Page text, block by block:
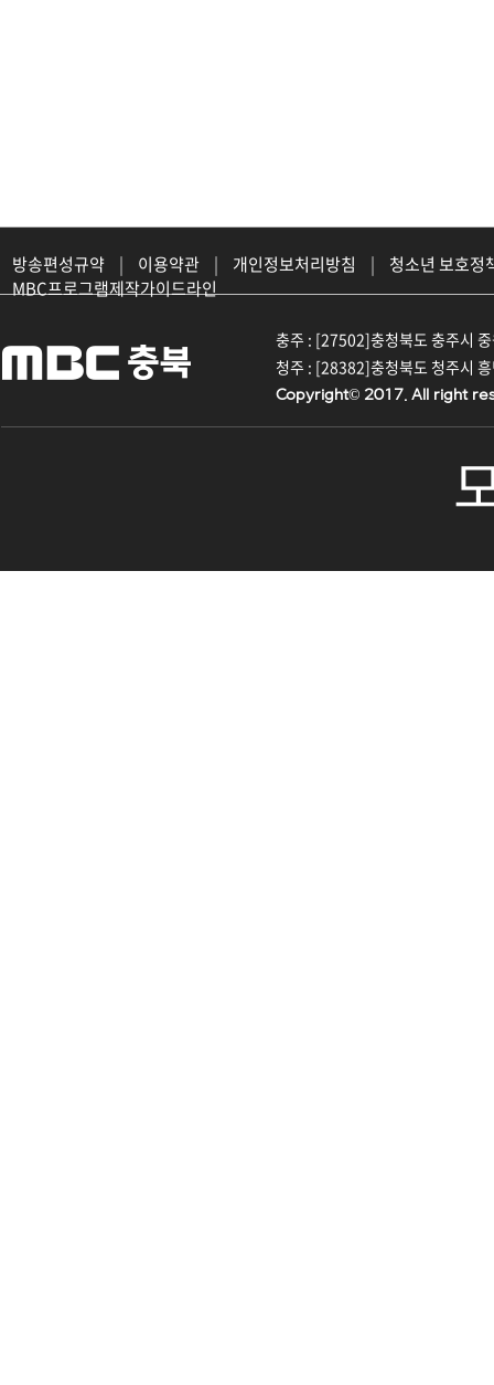
방송편성규약 | 이용약관 | 개인정보처리방침 |
청소년 보호정
MBC프로그램제작가이드라인
충주 : [27502]충청북도 충주시
청주 : [28382]충청북도 청주시
Copyright© 2017. All right